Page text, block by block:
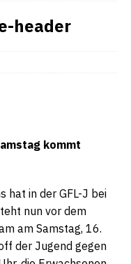
header
kommt
hat in der GFL-J bei
nun vor dem
am Samstag, 16.
der Jugend gegen